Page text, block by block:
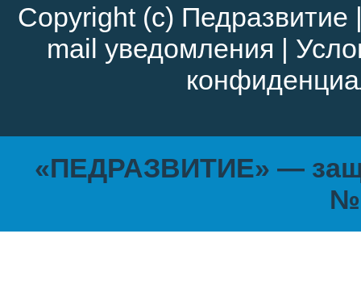
Copyright (c) Педразвитие
mail уведомления |
«ПЕДРАЗВИТИЕ» —